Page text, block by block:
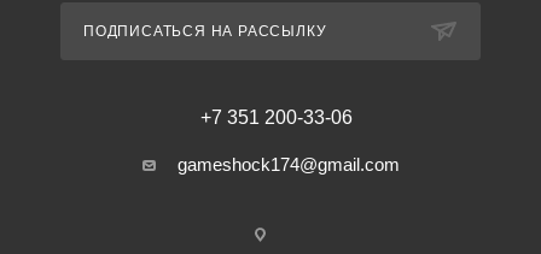
ПОДПИСАТЬСЯ НА РАССЫЛКУ
+7 351 200-33-06
gameshock174@gmail.com